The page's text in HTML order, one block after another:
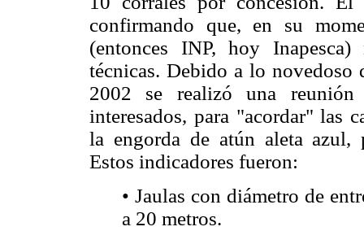
confirmando que, en su
(entonces INP, hoy
técnicas. Debido a lo novedoso
2002 se realizó una reunión
interesados, para "acordar" las
la engorda de atún aleta
Estos indicadores fueron:
• Jaulas con diámetro de
a 20 metros.